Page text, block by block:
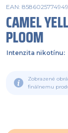
EAN: 8586025774949
CAMEL
PLOOM
Intenzita nikotínu:
Zobrazené
finálnemu